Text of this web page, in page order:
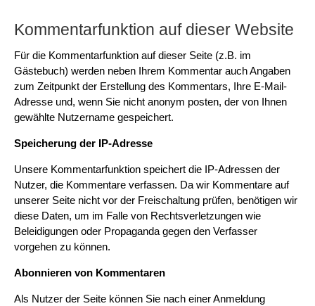
Kommentarfunktion auf dieser Website
Für die Kommentarfunktion auf dieser Seite (z.B. im
Gästebuch) werden neben Ihrem Kommentar auch Angaben
zum Zeitpunkt der Erstellung des Kommentars, Ihre E-Mail-
Adresse und, wenn Sie nicht anonym posten, der von Ihnen
gewählte Nutzername gespeichert.
Speicherung der IP-Adresse
Unsere Kommentarfunktion speichert die IP-Adressen der
Nutzer, die Kommentare verfassen. Da wir Kommentare auf
unserer Seite nicht vor der Freischaltung prüfen, benötigen wir
diese Daten, um im Falle von Rechtsverletzungen wie
Beleidigungen oder Propaganda gegen den Verfasser
vorgehen zu können.
Abonnieren von Kommentaren
Als Nutzer der Seite können Sie nach einer Anmeldung